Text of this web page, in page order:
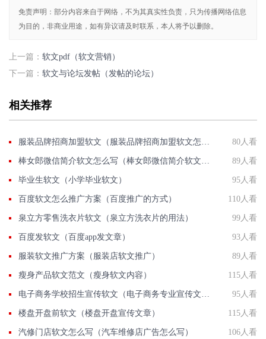
免责声明：部分内容来自于网络，不为其真实性负责，只为传播网络信息
为目的，非商业用途，如有异议请及时联系，本人将予以删除。
上一篇： 软文pdf（软文营销）
下一篇： 软文与论坛发帖（发帖的论坛）
相关推荐
服装品牌招商加盟软文（服装品牌招商加盟软文怎么写） 80人看
棒女郎微信简介软文怎么写（棒女郎微信简介软文怎么写啊） 89人看
毕业生软文（小学毕业软文） 95人看
百度软文怎么推广方案（百度推广的方式） 110人看
泉立方零售洗衣片软文（泉立方洗衣片的用法） 99人看
百度发软文（百度app发文章） 93人看
服装软文推广方案（服装店软文推广） 89人看
瘦身产品软文范文（瘦身软文内容） 115人看
电子商务学校招生宣传软文（电子商务专业宣传文案） 95人看
楼盘开盘前软文（楼盘开盘宣传文章） 115人看
汽修门店软文怎么写（汽车维修店广告怎么写） 106人看